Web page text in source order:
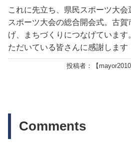
これに先立ち、県民スポーツ大
スポーツ大会の総合開会式。古賀
げ、まちづくりにつなげていま
ただいている皆さんに感謝します
投稿者：【mayor2010
Comments